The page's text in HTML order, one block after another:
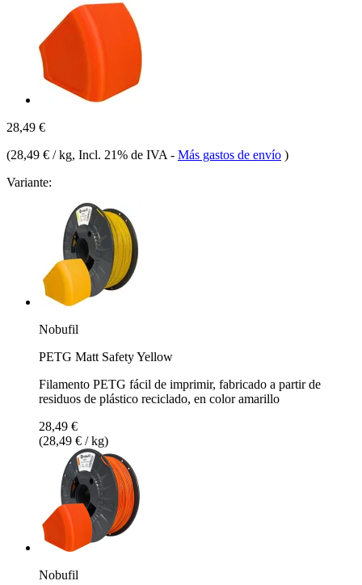
28,49 €
(28,49 € / kg, Incl. 21% de IVA - Más gastos de envío )
Variante:
Nobufil
PETG Matt Safety Yellow
Filamento PETG fácil de imprimir, fabricado a partir de
residuos de plástico reciclado, en color amarillo
28,49 €
(28,49 € / kg)
Nobufil